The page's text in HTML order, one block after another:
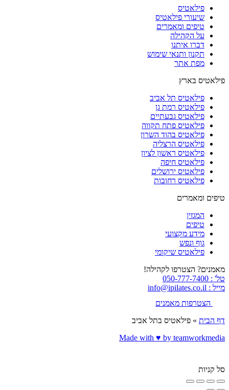
פילאטיס
שיעורי פילאטיס
טיפים ומאמרים
על הקהילה
דברו איתנו
תקנון ותנאי שימוש
מפת אתר
פילאטיס בארץ
פילאטיס תל אביב
פילאטיס רמת גן
פילאטיס גבעתיים
פילאטיס פתח תקווה
פילאטיס בהוד השרון
פילאטיס הרצליה
פילאטיס ראשון לציון
פילאטיס חיפה
פילאטיס ירושלים
פילאטיס רחובות
טיפים ומאמרים
המגזין
טיפים
מידע מקצועי
גוף ונפש
פילאטיס שיקומי
מאמנים? הצטרפו לקהילה!
טל' : 050-777-7400
מייל : info@ipilates.co.il
הצטרפות מאמנים
דף הבית » פילאטיס בתל אביב
Made with ♥️ by teamworkmedia
סל קניות